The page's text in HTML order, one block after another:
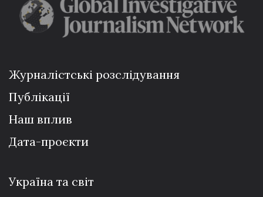
Журналістські розслідування
Публікації
Наш вплив
Дата-проєкти
Україна та світ